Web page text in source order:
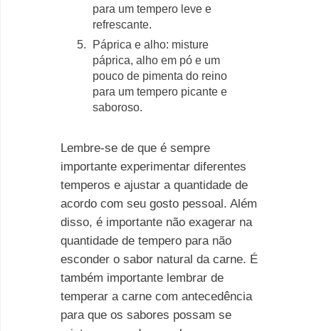
para um tempero leve e
refrescante.
Páprica e alho: misture
páprica, alho em pó e um
pouco de pimenta do reino
para um tempero picante e
saboroso.
Lembre-se de que é sempre
importante experimentar diferentes
temperos e ajustar a quantidade de
acordo com seu gosto pessoal. Além
disso, é importante não exagerar na
quantidade de tempero para não
esconder o sabor natural da carne. É
também importante lembrar de
temperar a carne com antecedência
para que os sabores possam se